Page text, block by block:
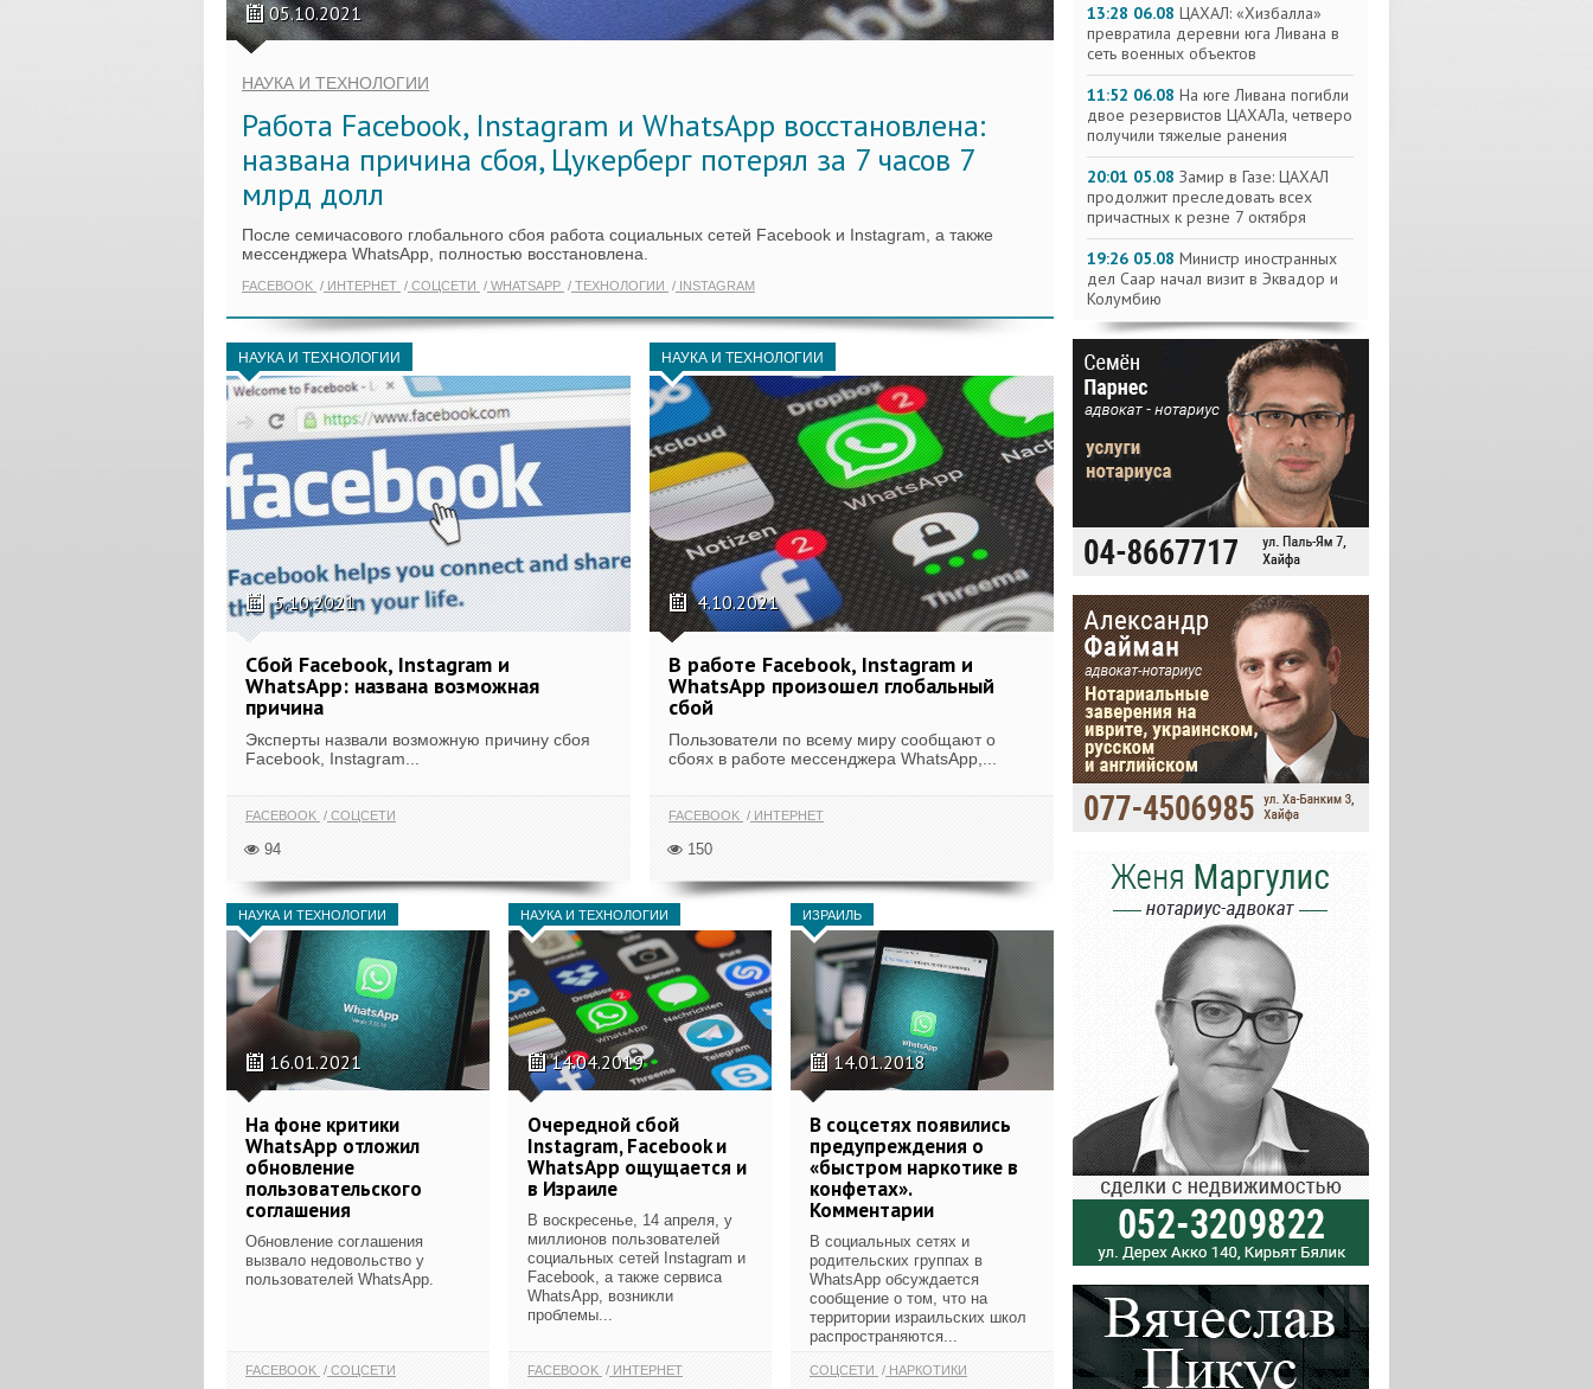
05.10.2021
НАУКА И ТЕХНОЛОГИИ
Работа Facebook, Instagram и WhatsApp восстановлена:
названа причина сбоя, Цукерберг потерял за 7 часов 7
млрд долл
После семичасового глобального сбоя работа социальных сетей Facebook и Instagram, а также
мессенджера WhatsApp, полностью восстановлена.
FACEBOOK ИНТЕРНЕТ СОЦСЕТИ WHATSAPP ТЕХНОЛОГИИ INSTAGRAM
НАУКА И ТЕХНОЛОГИИ
5.10.2021
Сбой Facebook, Instagram и
WhatsApp: названа возможная
причина
Эксперты назвали возможную причину сбоя
Facebook, Instagram...
FACEBOOK СОЦСЕТИ
94
НАУКА И ТЕХНОЛОГИИ
4.10.2021
В работе Facebook, Instagram и
WhatsApp произошел глобальный
сбой
Пользователи по всему миру сообщают о
сбоях в работе мессенджера WhatsApp,...
FACEBOOK ИНТЕРНЕТ
150
НАУКА И ТЕХНОЛОГИИ
16.01.2021
На фоне критики
WhatsApp отложил
обновление
пользовательского
соглашения
Обновление соглашения
вызвало недовольство у
пользователей WhatsApp.
FACEBOOK СОЦСЕТИ
НАУКА И ТЕХНОЛОГИИ
14.04.2019
Очередной сбой
Instagram, Facebook и
WhatsApp ощущается и
в Израиле
В воскресенье, 14 апреля, у
миллионов пользователей
социальных сетей Instagram и
Facebook, а также сервиса
WhatsApp, возникли
проблемы...
FACEBOOK ИНТЕРНЕТ
ИЗРАИЛЬ
14.01.2018
В соцсетях появились
предупреждения о
«быстром наркотике в
конфетах».
Комментарии
В социальных сетях и
родительских группах в
WhatsApp обсуждается
сообщение о том, что на
территории израильских школ
распространяются...
СОЦСЕТИ НАРКОТИКИ
13:28 06.08 ЦАХАЛ: «Хизбалла»
превратила деревни юга Ливана в
сеть военных объектов
11:52 06.08 На юге Ливана погибли
двое резервистов ЦАХАЛа, четверо
получили тяжелые ранения
20:01 05.08 Замир в Газе: ЦАХАЛ
продолжит преследовать всех
причастных к резне 7 октября
19:26 05.08 Министр иностранных
дел Саар начал визит в Эквадор и
Колумбию